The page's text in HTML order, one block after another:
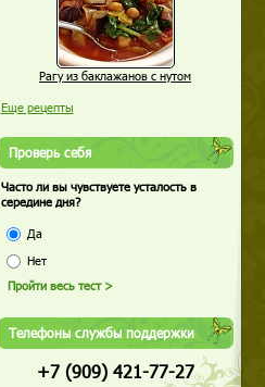
Рагу из баклажанов с нутом
Еще рецепты
Проверь себя
Часто ли вы чувствуете усталость в
середине дня?
Да
Нет
Телефоны службы поддержки
+7 (909) 421-77-27